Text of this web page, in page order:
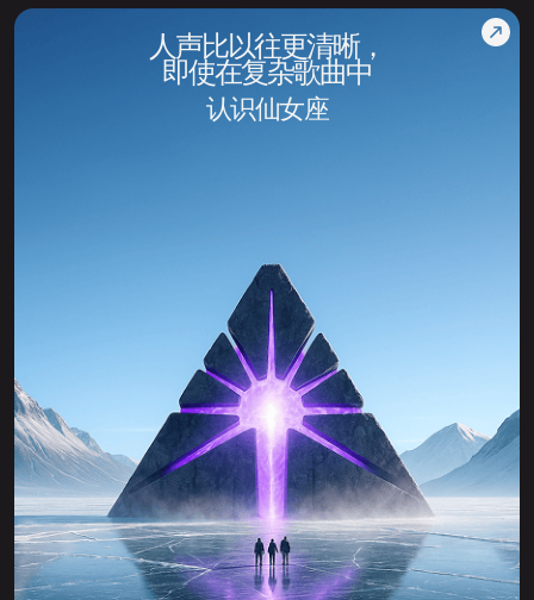
人声比以往更清晰，
即使在复杂歌曲中
认识仙女座